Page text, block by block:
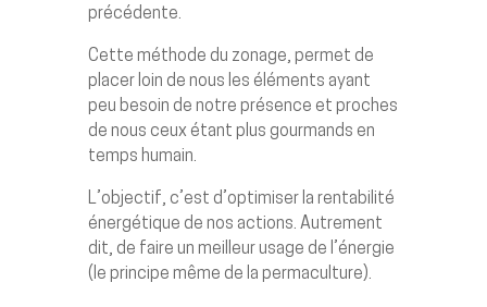
précédente.
Cette méthode du zonage, permet de
placer loin de nous les éléments ayant
peu besoin de notre présence et proches
de nous ceux étant plus gourmands en
temps humain.
L’objectif, c’est d’optimiser la rentabilité
énergétique de nos actions. Autrement
dit, de faire un meilleur usage de l’énergie
(le principe même de la permaculture).